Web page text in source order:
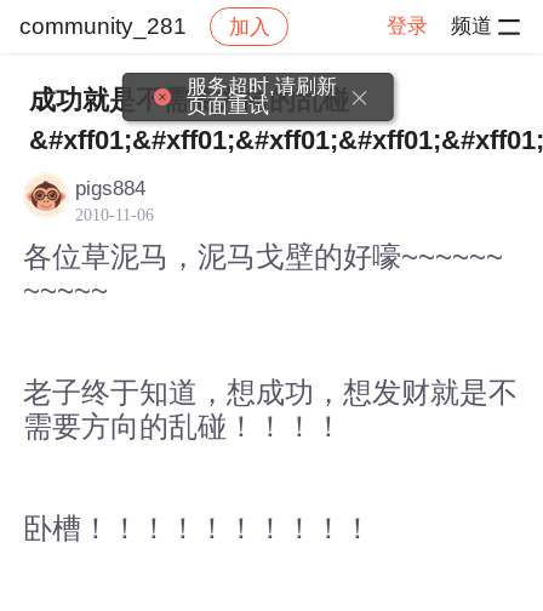
community_281 加入 登录 频道
社区 community_281 帖子详情
成功就是不需要方向的乱碰
&#xff01;&#xff01;&#xff01;&#xff01;&#xff01;
pigs884
2010-11-06
各位草泥马，泥马戈壁的好嚎~~~~~~
~~~~~
老子终于知道，想成功，想发财就是不
需要方向的乱碰！！！！
卧槽！！！！！！！！！！
服务超时,请刷新
页面重试